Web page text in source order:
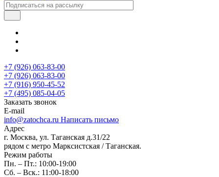
+7 (926) 063-83-00
+7 (926) 063-83-00
+7 (916) 950-45-52
+7 (495) 085-04-05
Заказать звонок
E-mail
info@zatochca.ru Написать письмо
Адрес
г. Москва, ул. Таганская д.31/22
рядом с метро Марксистская / Таганская.
Режим работы
Пн. – Пт.: 10:00-19:00
Сб. – Вск.: 11:00-18:00